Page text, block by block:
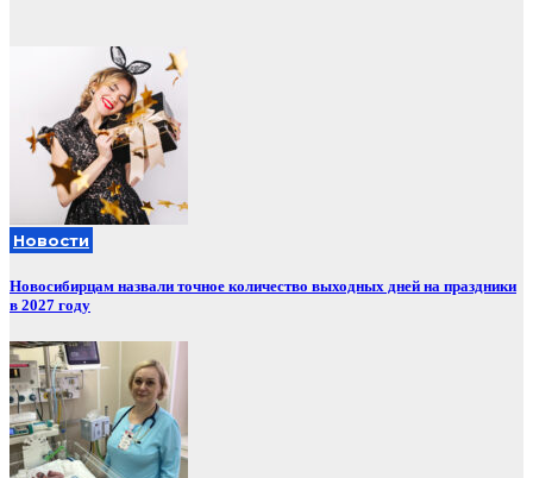
Новости
Новосибирцам назвали точное количество выходных дней на праздники
в 2027 году